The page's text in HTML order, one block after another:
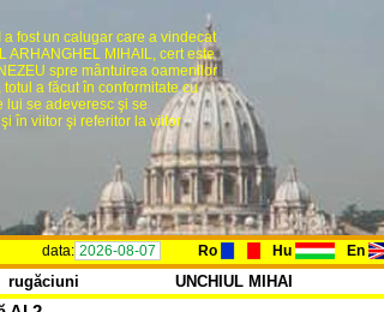
fost un calugar care a vindecat
ARHANGHEL MIHAIL, cert este
spre mântuirea oamenilor
a făcut în conformitate cu
lui se adeveresc şi se
în viitor şi referitor la viitor
data: 2026-08-07 Ro Hu En
rugăciuni UNCHIUL MIHAI